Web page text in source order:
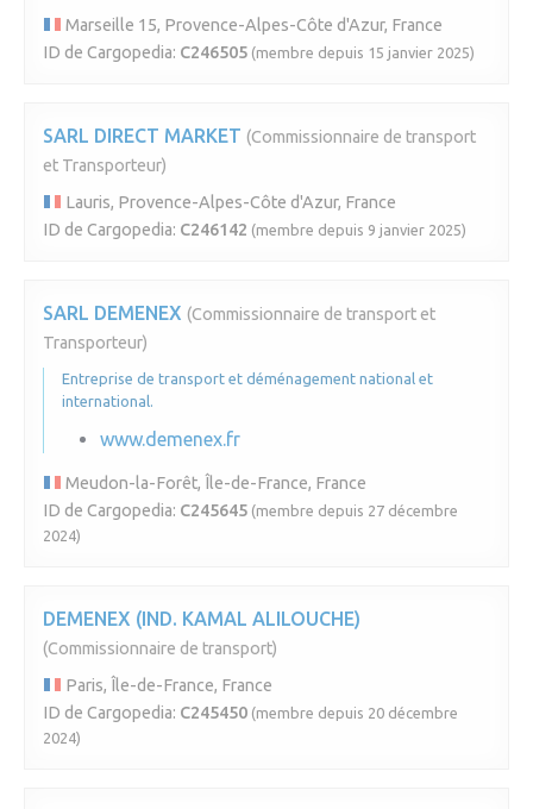
Marseille 15, Provence-Alpes-Côte d'Azur, France
ID de Cargopedia: C246505 (membre depuis 15 janvier 2025)
SARL DIRECT MARKET (Commissionnaire de transport
et Transporteur)
Lauris, Provence-Alpes-Côte d'Azur, France
ID de Cargopedia: C246142 (membre depuis 9 janvier 2025)
SARL DEMENEX (Commissionnaire de transport et
Transporteur)
Entreprise de transport et déménagement national et
international.
www.demenex.fr
Meudon-la-Forêt, Île-de-France, France
ID de Cargopedia: C245645 (membre depuis 27 décembre
2024)
DEMENEX (IND. KAMAL ALILOUCHE)
(Commissionnaire de transport)
Paris, Île-de-France, France
ID de Cargopedia: C245450 (membre depuis 20 décembre
2024)